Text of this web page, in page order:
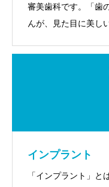
審美歯科です。「歯
んが、見た目に美し
を健康に保つため、
インプラント
「インプラント」